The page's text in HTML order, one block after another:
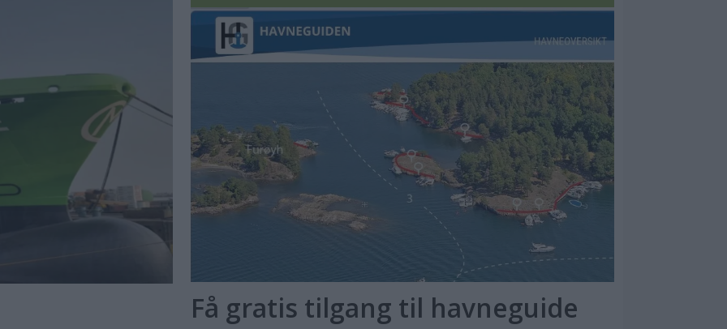
Få gratis tilgang til havneguide